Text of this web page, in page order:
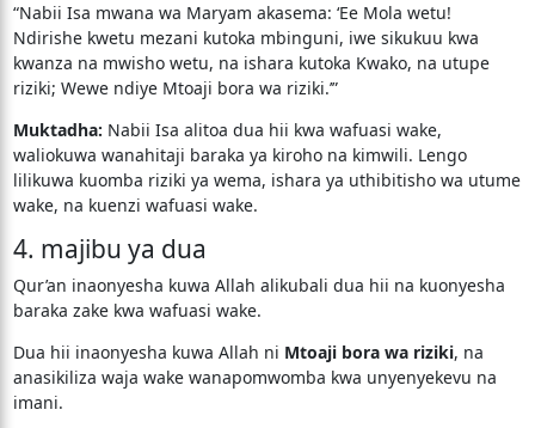
“Nabii Isa mwana wa Maryam akasema: ‘Ee Mola wetu!
Ndirishe kwetu mezani kutoka mbinguni, iwe sikukuu kwa
kwanza na mwisho wetu, na ishara kutoka Kwako, na utupe
riziki; Wewe ndiye Mtoaji bora wa riziki.’”
Muktadha: Nabii Isa alitoa dua hii kwa wafuasi wake,
waliokuwa wanahitaji baraka ya kiroho na kimwili. Lengo
lilikuwa kuomba riziki ya wema, ishara ya uthibitisho wa utume
wake, na kuenzi wafuasi wake.
4. majibu ya dua
Qur’an inaonyesha kuwa Allah alikubali dua hii na kuonyesha
baraka zake kwa wafuasi wake.
Dua hii inaonyesha kuwa Allah ni Mtoaji bora wa riziki, na
anasikiliza waja wake wanapomwomba kwa unyenyekevu na
imani.